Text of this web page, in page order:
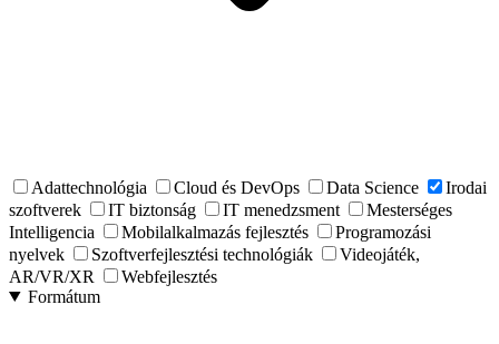
Adattechnológia Cloud és DevOps Data Science
Irodai
szoftverek
IT biztonság IT menedzsment
Mesterséges
Intelligencia
Mobilalkalmazás fejlesztés
Programozási
nyelvek
Szoftverfejlesztési technológiák
Videojáték,
AR/VR/XR
Webfejlesztés
Formátum